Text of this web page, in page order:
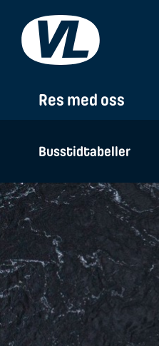
Res med oss
Busstidtabeller